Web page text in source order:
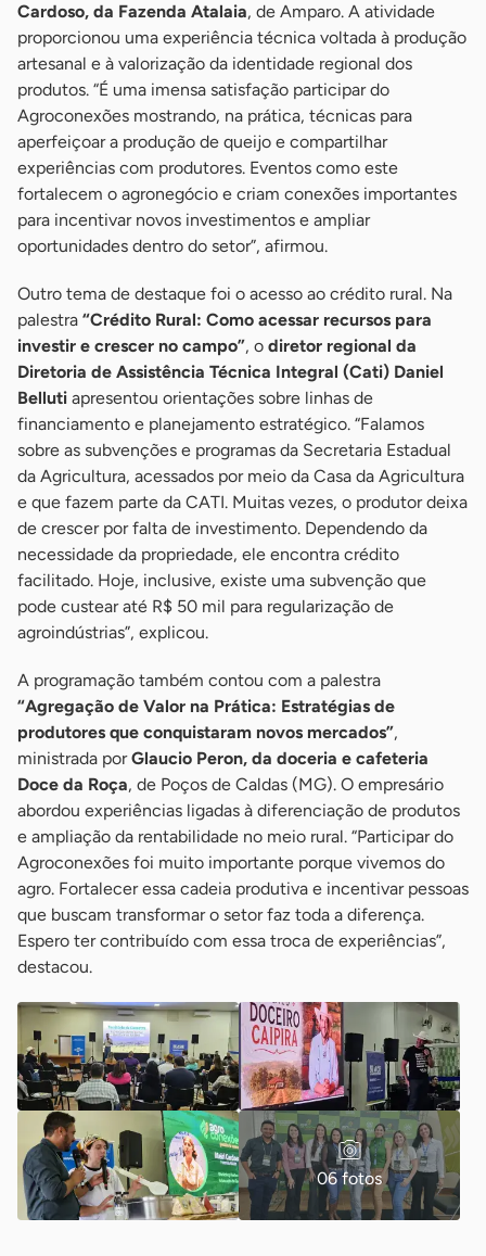
Cardoso, da Fazenda Atalaia, de Amparo. A atividade
proporcionou uma experiência técnica voltada à produção
artesanal e à valorização da identidade regional dos
produtos. “É uma imensa satisfação participar do
Agroconexões mostrando, na prática, técnicas para
aperfeiçoar a produção de queijo e compartilhar
experiências com produtores. Eventos como este
fortalecem o agronegócio e criam conexões importantes
para incentivar novos investimentos e ampliar
oportunidades dentro do setor”, afirmou.
Outro tema de destaque foi o acesso ao crédito rural. Na
palestra “Crédito Rural: Como acessar recursos para
investir e crescer no campo”, o diretor regional da
Diretoria de Assistência Técnica Integral (Cati) Daniel
Belluti apresentou orientações sobre linhas de
financiamento e planejamento estratégico. “Falamos
sobre as subvenções e programas da Secretaria Estadual
da Agricultura, acessados por meio da Casa da Agricultura
e que fazem parte da CATI. Muitas vezes, o produtor deixa
de crescer por falta de investimento. Dependendo da
necessidade da propriedade, ele encontra crédito
facilitado. Hoje, inclusive, existe uma subvenção que
pode custear até R$ 50 mil para regularização de
agroindústrias”, explicou.
A programação também contou com a palestra
“Agregação de Valor na Prática: Estratégias de
produtores que conquistaram novos mercados”,
ministrada porGlaucio Peron, da doceria e cafeteria
Doce da Roça, de Poços de Caldas (MG). O empresário
abordou experiências ligadas à diferenciação de produtos
e ampliação da rentabilidade no meio rural. “Participar do
Agroconexões foi muito importante porque vivemos do
agro. Fortalecer essa cadeia produtiva e incentivar pessoas
que buscam transformar o setor faz toda a diferença.
Espero ter contribuído com essa troca de experiências”,
destacou.
06 fotos